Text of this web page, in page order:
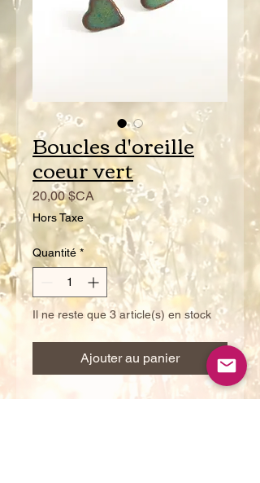
Boucles d'oreille
coeur vert
20,00 $CA Prix
Hors Taxe
Quantité *
Il ne reste que 3 article(s) en stock
Ajouter au panier
tiges en acier inoxidable hypo-